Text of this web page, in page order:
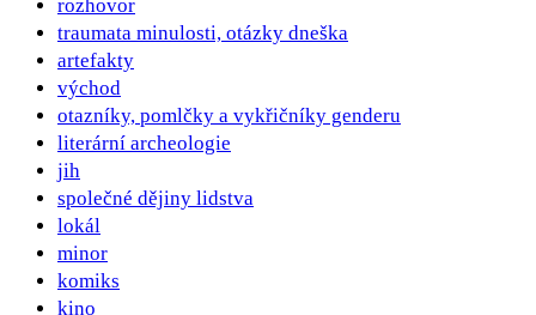
rozhovor
traumata minulosti, otázky dneška
artefakty
východ
otazníky, pomlčky a vykřičníky genderu
literární archeologie
jih
společné dějiny lidstva
lokál
minor
komiks
kino